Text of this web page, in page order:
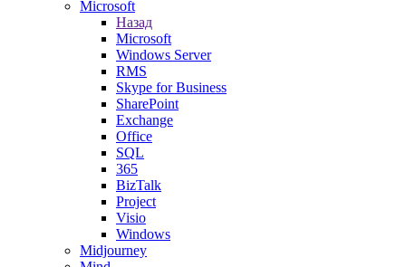
Microsoft
Назад
Microsoft
Windows Server
RMS
Skype for Business
SharePoint
Exchange
Office
SQL
365
BizTalk
Project
Visio
Windows
Midjourney